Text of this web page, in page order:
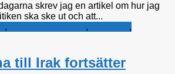
skrev jag en artikel om hur jag
ska ske ut och att...
, ,
,
till Irak fortsätter